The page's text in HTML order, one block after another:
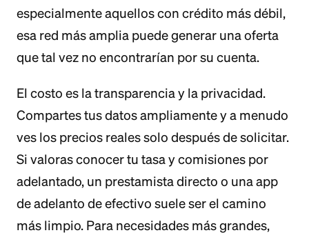
especialmente aquellos con crédito más débil,
esa red más amplia puede generar una oferta
que tal vez no encontrarían por su cuenta.
El costo es la transparencia y la privacidad.
Compartes tus datos ampliamente y a menudo
ves los precios reales solo después de solicitar.
Si valoras conocer tu tasa y comisiones por
adelantado, un prestamista directo o una app
de adelanto de efectivo suele ser el camino
más limpio. Para necesidades más grandes,